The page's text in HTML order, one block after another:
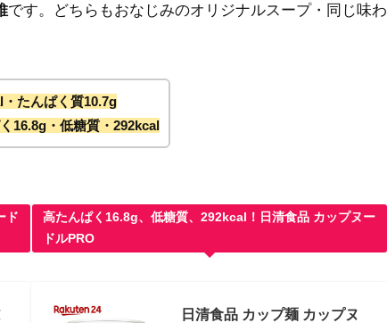
です。どちらもおなじみのオリジナルスープ・同じ味わ
たんぱく質10.7g
16.8g・低糖質・292kcal
ド
高たんぱく16.8g、低糖質、292kcal！日清食品 カップヌー
ドルPRO
日清食品 カップ麺 カップヌ